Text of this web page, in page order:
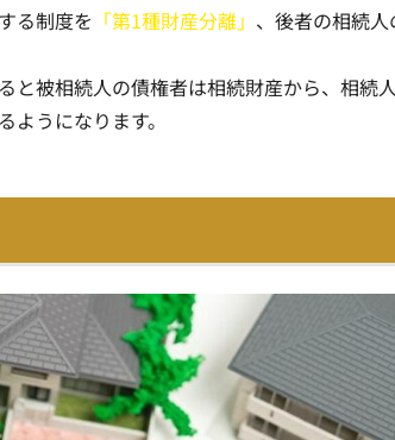
る制度を 「第1種財産分離」 、後者の相続人
と被相続人の債権者は相続財産から、相続
ようになります。